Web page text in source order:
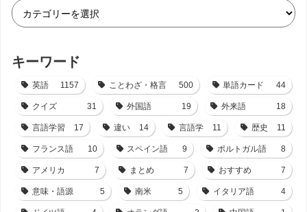
キーワード
英語 1157 ことわざ・格言 500 単語カード 44
クイズ 31 外国語 19 外来語 18
言語学習 17 違い 14 言語学 11 歴史 11
フランス語 10 スペイン語 9 ポルトガル語 8
アメリカ 7 まとめ 7 おすすめ 7
意味・語源 5 南米 5 イタリア語 4